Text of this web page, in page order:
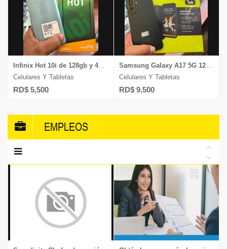
Infinix Hot 10i de 128gb y 4gb ram Dual Sim Desbloqueado
Celulares Y Tabletas
RD$ 5,500
Samsung Galaxy A17 5G 128gb/4gb ram camara 50mp graba 4k desbloqueado
Celulares Y Tabletas
RD$ 9,500
EMPLEOS